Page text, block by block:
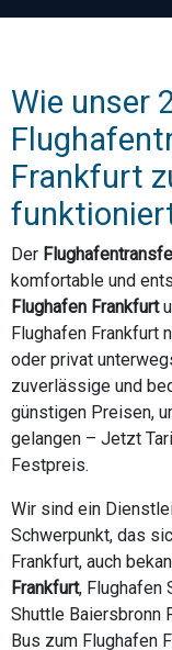
Wie unser
Frankfurt
Der
komfortable und
Flughafen Frankfurt
Flughafen Frankfurt
oder privat
zuverlässige und
günstigen Preisen,
gelangen – Jetzt
Festpreis.
Wir sind ein
Schwerpunkt, das
Frankfurt, auch
Frankfurt, Flughafen
Shuttle Baiersbronn
Bus zum Flughafen